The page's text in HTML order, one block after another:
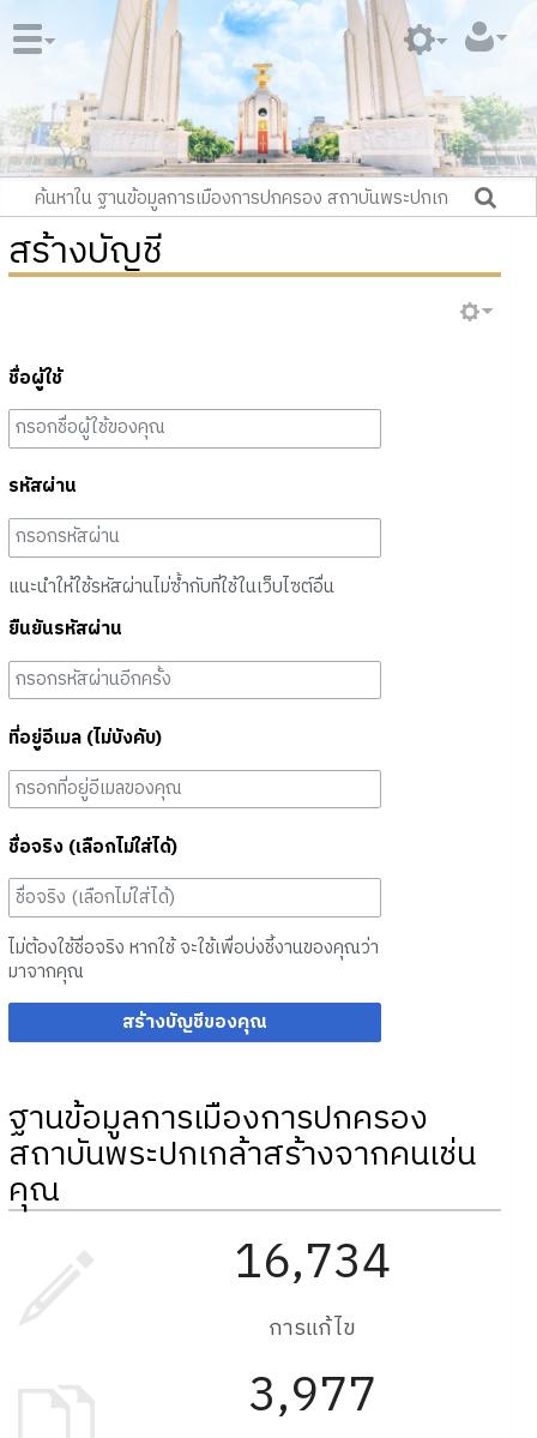
สร้างบัญชี
ชื่อผู้ใช้
รหัสผ่าน
แนะนำให้ใช้รหัสผ่านไม่ซ้ำกับที่ใช้ในเว็บไซต์อื่น
ยืนยันรหัสผ่าน
ที่อยู่อีเมล (ไม่บังคับ)
ชื่อจริง (เลือกไม่ใส่ได้)
ไม่ต้องใช้ชื่อจริง หากใช้ จะใช้เพื่อบ่งชี้งานของคุณว่า
มาจากคุณ
สร้างบัญชีของคุณ
ฐานข้อมูลการเมืองการปกครอง
สถาบันพระปกเกล้าสร้างจากคนเช่น
คุณ
16,734
การแก้ไข
3,977